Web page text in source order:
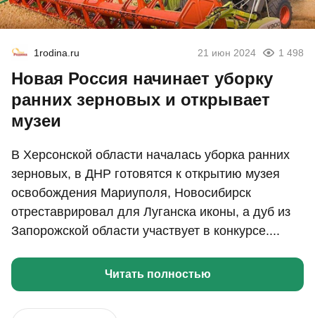
1rodina.ru 21 июн 2024 1 498
Новая Россия начинает уборку
ранних зерновых и открывает
музеи
В Херсонской области началась уборка ранних
зерновых, в ДНР готовятся к открытию музея
освобождения Мариуполя, Новосибирск
отреставрировал для Луганска иконы, а дуб из
Запорожской области участвует в конкурсе....
Читать полностью